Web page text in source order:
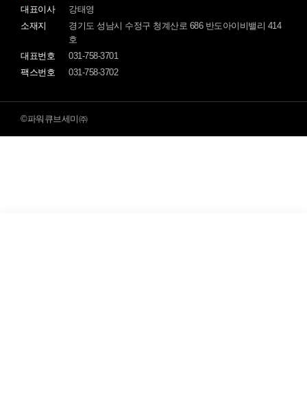
대표이사
강태영
소재지
경기도 성남시 수정구 청계산로 686 반도아이비밸리 414
호
대표번호
031-758-3701
팩스번호
031-758-3702
©파워큐브세미㈜